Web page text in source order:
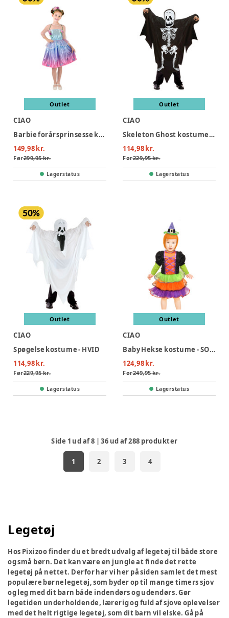
Outlet
CIAO
Barbie forårsprinsesse kostume - MULTI
149,98 kr.
Før299,95 kr.
Lagerstatus
Outlet
CIAO
Skeleton Ghost kostume - SORT
114,98 kr.
Før229,95 kr.
Lagerstatus
Outlet
CIAO
Spøgelse kostume - HVID
114,98 kr.
Før229,95 kr.
Lagerstatus
Outlet
CIAO
Baby Hekse kostume - SORT
124,98 kr.
Før249,95 kr.
Lagerstatus
Side 1 ud af8 |36 ud af288 produkter
1 2 3 4
Legetøj
Hos Pixizoo finder du et bredt udvalg af legetøj til både store
og små børn. Det kan være en jungle at finde det rette
legetøj på nettet. Derfor har vi her på siden samlet det mest
populære børnelegetøj, som byder op til mange timers sjov
og leg med dit barn både indendørs og udendørs. Gør
legetiden underholdende, lærerig og fuld af sjove oplevelser
med det helt rigtige legetøj, som dit barn vil elske. Gå på